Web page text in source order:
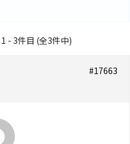
- 3件目 (全3件中)
#17663